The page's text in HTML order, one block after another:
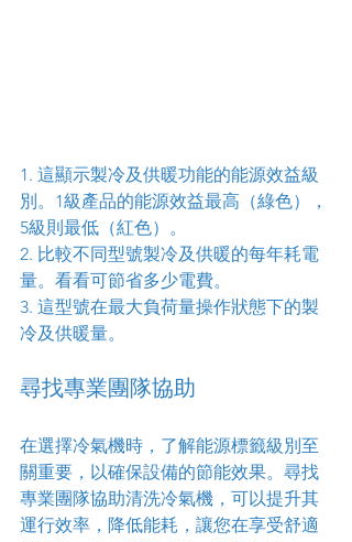
1. 這顯示製冷及供暖功能的能源效益級
別。1級產品的能源效益最高（綠色），
5級則最低（紅色）。
2. 比較不同型號製冷及供暖的每年耗電
量。看看可節省多少電費。
3. 這型號在最大負荷量操作狀態下的製
冷及供暖量。
尋找專業團隊協助
在選擇冷氣機時，了解能源標籤級別至
關重要，以確保設備的節能效果。尋找
專業團隊協助清洗冷氣機，可以提升其
運行效率，降低能耗，讓您在享受舒適